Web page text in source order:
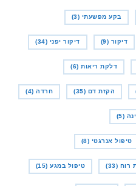
בקע מפשעתי (3)
דיקור (9) דיקור יפני (34)
דלקת ריאות (6)
הקזת דם (35) חרדה (4)
(5)
טיפול אנרגטי (8)
רוח (33) טיפול במגע (15)